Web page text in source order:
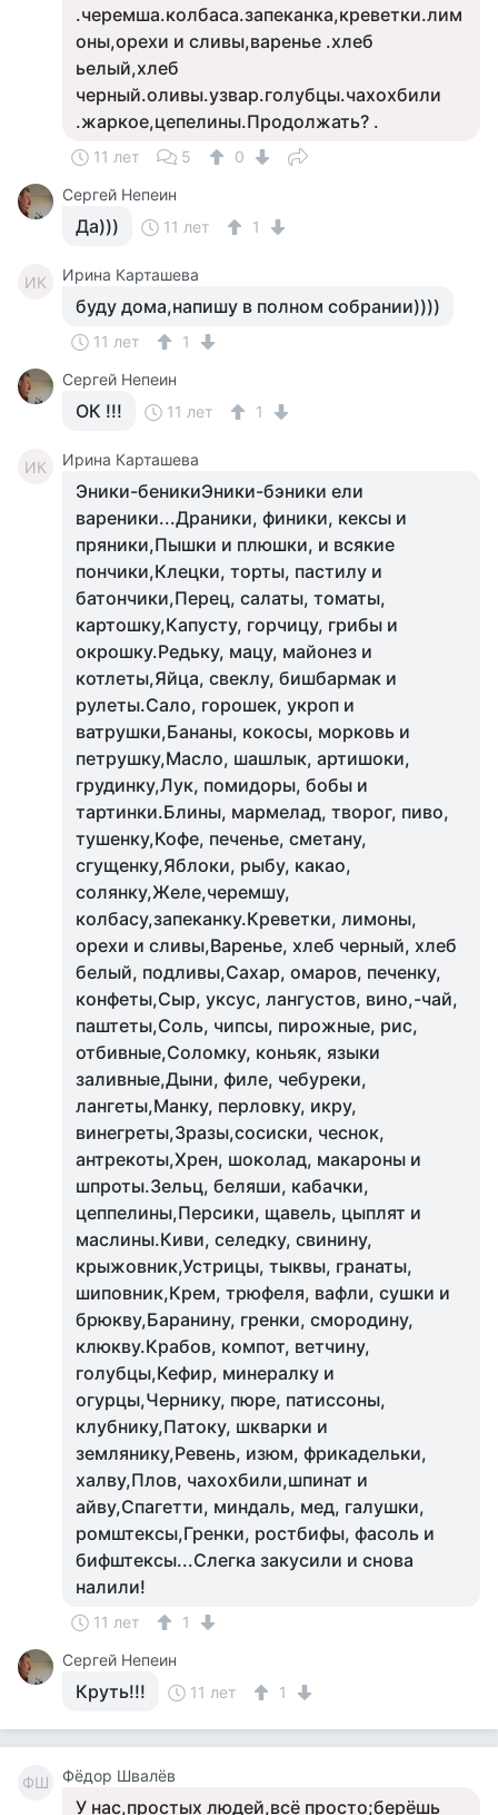
.черемша.колбаса.запеканка,креветки.лим
оны,орехи и сливы,варенье .хлеб
ьелый,хлеб
черный.оливы.узвар.голубцы.чахохбили
.жаркое,цепелины.Продолжать? .
11 лет 5
0
Сергей Непеин
Да))) 11 лет 1
ИК Ирина Карташева
буду дома,напишу в полном собрании))))
11 лет
1
Сергей Непеин
ОК !!! 11 лет 1
ИК Ирина Карташева
Эники-беникиЭники-бэники ели
вареники...Драники, финики, кексы и
пряники,Пышки и плюшки, и всякие
пончики,Клецки, торты, пастилу и
батончики,Перец, салаты, томаты,
картошку,Капусту, горчицу, грибы и
окрошку.Редьку, мацу, майонез и
котлеты,Яйца, свеклу, бишбармак и
рулеты.Сало, горошек, укроп и
ватрушки,Бананы, кокосы, морковь и
петрушку,Масло, шашлык, артишоки,
грудинку,Лук, помидоры, бобы и
тартинки.Блины, мармелад, творог, пиво,
тушенку,Кофе, печенье, сметану,
сгущенку,Яблоки, рыбу, какао,
солянку,Желе,черемшу,
колбасу,запеканку.Креветки, лимоны,
орехи и сливы,Варенье, хлеб черный, хлеб
белый, подливы,Сахар, омаров, печенку,
конфеты,Сыр, уксус, лангустов, вино,-чай,
паштеты,Соль, чипсы, пирожные, рис,
отбивные,Соломку, коньяк, языки
заливные,Дыни, филе, чебуреки,
лангеты,Манку, перловку, икру,
винегреты,Зразы,сосиски, чеснок,
антрекоты,Хрен, шоколад, макароны и
шпроты.Зельц, беляши, кабачки,
цеппелины,Персики, щавель, цыплят и
маслины.Киви, селедку, свинину,
крыжовник,Устрицы, тыквы, гранаты,
шиповник,Крем, трюфеля, вафли, сушки и
брюкву,Баранину, гренки, смородину,
клюкву.Крабов, компот, ветчину,
голубцы,Кефир, минералку и
огурцы,Чернику, пюре, патиссоны,
клубнику,Патоку, шкварки и
землянику,Ревень, изюм, фрикадельки,
халву,Плов, чахохбили,шпинат и
айву,Спагетти, миндаль, мед, галушки,
ромштексы,Гренки, ростбифы, фасоль и
бифштексы...Слегка закусили и снова
налили!
11 лет
1
Сергей Непеин
Круть!!! 11 лет 1
ФШ Фёдор Швалёв
У нас,простых людей,всё просто;берёшь